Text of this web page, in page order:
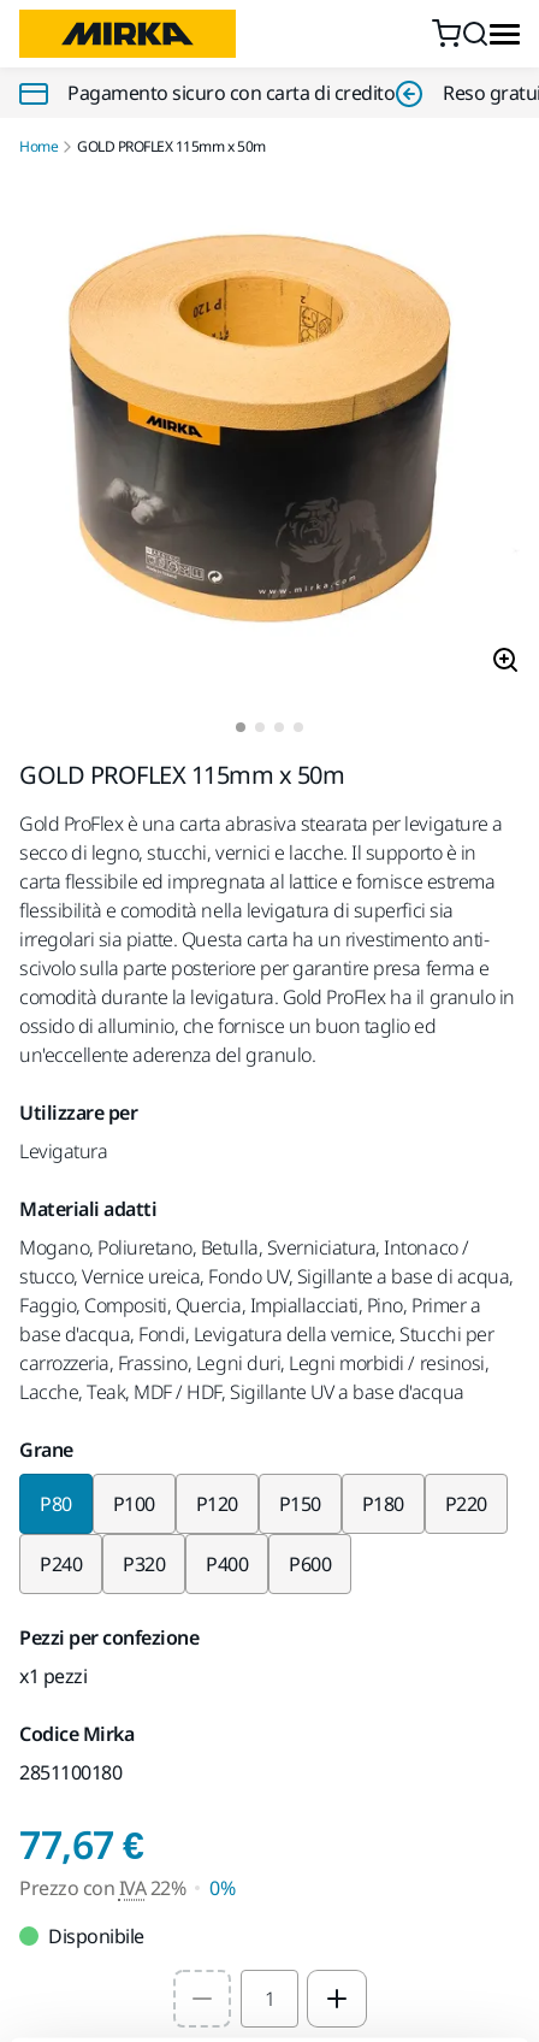
Pagamento sicuro con carta di credito Reso
Home GOLD PROFLEX 115mm x 50m
GOLD PROFLEX 115mm x 50m
Gold ProFlex è una carta abrasiva stearata per levigature a
secco di legno, stucchi, vernici e lacche. Il supporto è in
carta flessibile ed impregnata al lattice e fornisce estrema
flessibilità e comodità nella levigatura di superfici sia
irregolari sia piatte. Questa carta ha un rivestimento anti-
scivolo sulla parte posteriore per garantire presa ferma e
comodità durante la levigatura. Gold ProFlex ha il granulo in
ossido di alluminio, che fornisce un buon taglio ed
un'eccellente aderenza del granulo.
Utilizzare per
Levigatura
Materiali adatti
Mogano, Poliuretano, Betulla, Sverniciatura, Intonaco /
stucco, Vernice ureica, Fondo UV, Sigillante a base di acqua,
Faggio, Compositi, Quercia, Impiallacciati, Pino, Primer a
base d'acqua, Fondi, Levigatura della vernice, Stucchi per
carrozzeria, Frassino, Legni duri, Legni morbidi / resinosi,
Lacche, Teak, MDF / HDF, Sigillante UV a base d'acqua
Grane
P80 P100 P120 P150 P180 P220
P240 P320 P400 P600
Pezzi per confezione
x1 pezzi
Codice Mirka
2851100180
77,67 €Prezzo con IVA 22%
Prezzo conIVA22%
0%
Disponibile
Select quantity value